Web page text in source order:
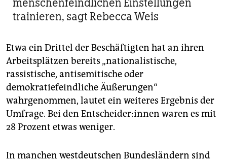
menschenfeindlichen Einstellungen
trainieren, sagt Rebecca Weis
Etwa ein Drittel der Beschäftigten hat an ihren
Arbeitsplätzen bereits „nationalistische,
rassistische, antisemitische oder
demokratiefeindliche Äußerungen“
wahrgenommen, lautet ein weiteres Ergebnis der
Umfrage. Bei den Ent­schei­de­r:in­nen waren es mit
28 Prozent etwas weniger.
In manchen westdeutschen Bundesländern sind